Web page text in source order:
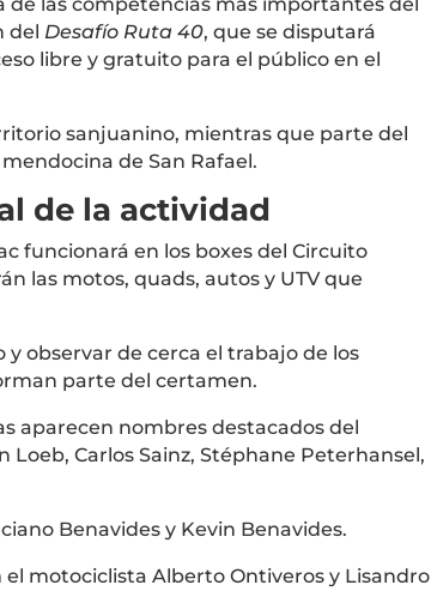
de las competencias más importantes del
del Desafío Ruta 40, que se disputará
libre y gratuito para el público en el
sanjuanino, mientras que parte del
de San Rafael.
de la actividad
funcionará en los boxes del Circuito
las motos, quads, autos y UTV que
observar de cerca el trabajo de los
parte del certamen.
aparecen nombres destacados del
Loeb,Carlos Sainz,Stéphane Peterhansel,
Benavides y Kevin Benavides.
el motociclistaAlberto Ontiveros y Lisandro